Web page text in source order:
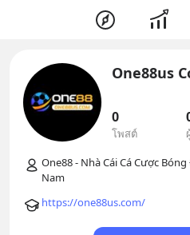
One88us
0
โพสต์
One88 - Nhà Cái Cá Cược
https://one88us.com/